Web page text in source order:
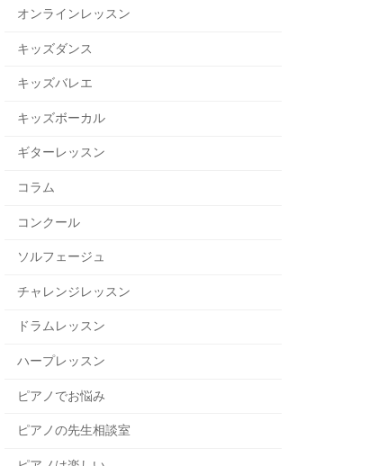
オンラインレッスン
キッズダンス
キッズバレエ
キッズボーカル
ギターレッスン
コラム
コンクール
ソルフェージュ
チャレンジレッスン
ドラムレッスン
ハープレッスン
ピアノでお悩み
ピアノの先生相談室